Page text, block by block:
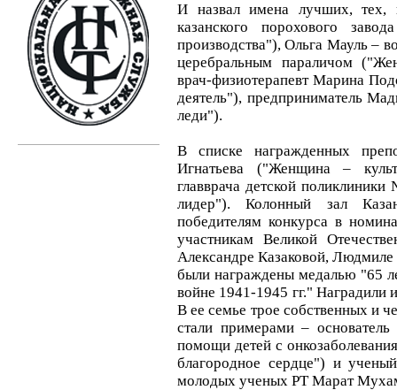
И назвал имена лучших, тех,
казанского порохового
производства"), Ольга Мауль –
церебральным параличом
врач-физиотерапевт Марина
деятель"), предприниматель
леди").
В списке награжденных
Игнатьева ("Женщина –
главврача детской
лидер"). Колонный зал
победителям конкурса в
участникам Великой
Александре Казаковой,
были награждены медалью "65
войне 1941-1945 гг." Наградили
В ее семье трое собственных и
стали примерами –
помощи детей с
благородное сердце") и
молодых ученых РТ Марат